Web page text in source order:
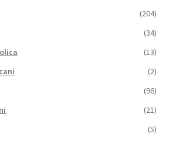
(204)
(34)
(13)
(2)
(96)
(21)
(5)